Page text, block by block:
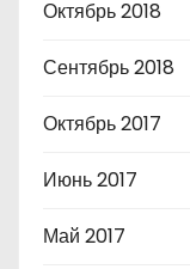
Октябрь 2018
Сентябрь 2018
Октябрь 2017
Июнь 2017
Май 2017